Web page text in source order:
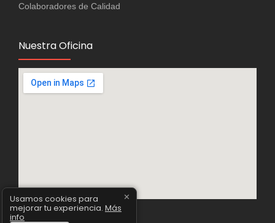
✕
Usamos cookies para
mejorar tu experiencia. Más
info
Colaboradores de Calidad
Nuestra Oficina